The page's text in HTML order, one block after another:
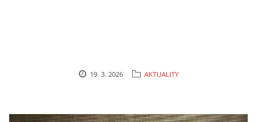
19. 3. 2026 AKTUALITY